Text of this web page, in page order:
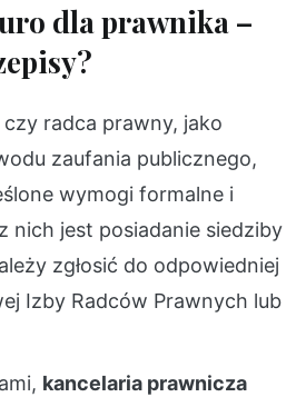
dla prawnika –
radca prawny, jako
zaufania publicznego,
wymogi formalne i
nich jest posiadanie siedziby
zgłosić do odpowiedniej
Izby Radców Prawnych lub
kancelaria prawnicza